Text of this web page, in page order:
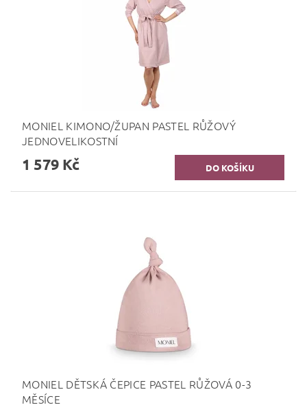
MONIEL KIMONO/ŽUPAN PASTEL RŮŽOVÝ
JEDNOVELIKOSTNÍ
1 579 Kč
MONIEL DĚTSKÁ ČEPICE PASTEL RŮŽOVÁ 0-3
MĚSÍCE